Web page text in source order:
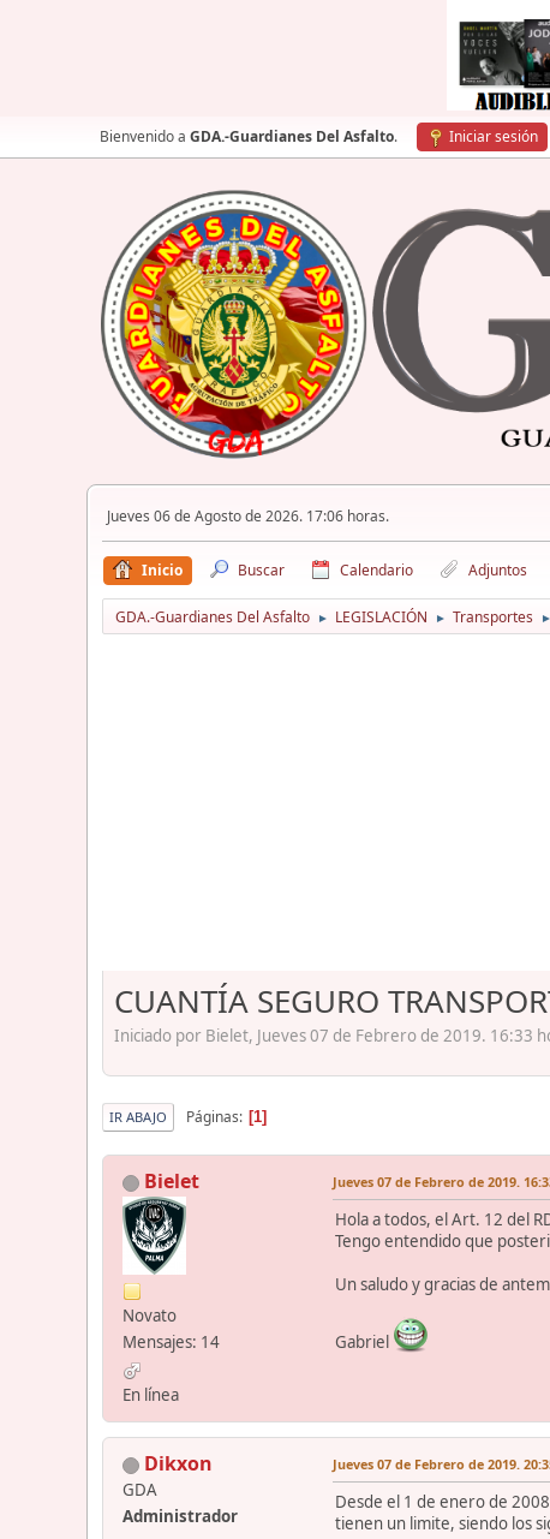
Bienvenido a GDA.-Guardianes Del Asfalto. Iniciar sesión
Jueves 06 de Agosto de 2026. 17:06 horas.
Inicio Buscar Calendario Adjuntos
GDA.-Guardianes Del Asfalto ► LEGISLACIÓN ► Transportes ►
CUANTÍA SEGURO
Iniciado por Bielet, Jueves 07 de Febrero de 2019. 16:33
IR ABAJO Páginas 1
Bielet
Novato
Mensajes: 14
En línea
Jueves 07 de Febrero de 2019.
Hola a todos, el Art. 12 del
Tengo entendido que
Un saludo y gracias de
Gabriel
Dikxon
GDA
Administrador
Jueves 07 de Febrero de 2019.
Desde el 1 de enero de
tienen un limite, siendo los